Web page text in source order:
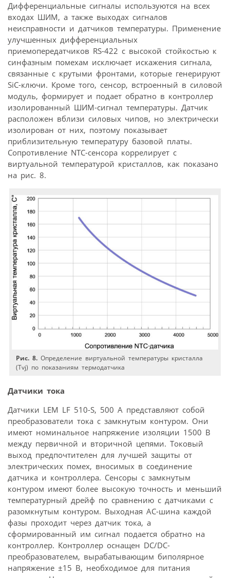
Дифференциальные сигналы используются на всех
входах ШИМ, а также выходах сигналов
неисправности и датчиков температуры. Применение
улучшенных дифференциальных
приемопередатчиков RS-422 с высокой стойкостью к
синфазным помехам исключает искажения сигнала,
связанные с крутыми фронтами, которые генерируют
SiC-ключи. Кроме того, сенсор, встроенный в силовой
модуль, формирует и подает обратно в контроллер
изолированный ШИМ-сигнал температуры. Датчик
расположен вблизи силовых чипов, но электрически
изолирован от них, поэтому показывает
приблизительную температуру базовой платы.
Сопротивление NTC-сенсора коррелирует с
виртуальной температурой кристаллов, как показано
на рис. 8.
Рис. 8. Определение виртуальной температуры кристалла
(Tvj) по показаниям термодатчика
Датчики тока
Датчики LEM LF 510-S, 500 А представляют собой
преобразователи тока с замкнутым контуром. Они
имеют номинальное напряжение изоляции 1500 В
между первичной и вторичной цепями. Токовый
выход предпочтителен для лучшей защиты от
электрических помех, вносимых в соединение
датчика и контроллера. Сенсоры с замкнутым
контуром имеют более высокую точность и меньший
температурный дрейф по сравнению с датчиками с
разомкнутым контуром. Выходная АС-шина каждой
фазы проходит через датчик тока, а
сформированный им сигнал подается обратно на
контроллер. Контроллер оснащен DC/DC-
преобразователем, вырабатывающим биполярное
напряжение ±15 В, необходимое для питания